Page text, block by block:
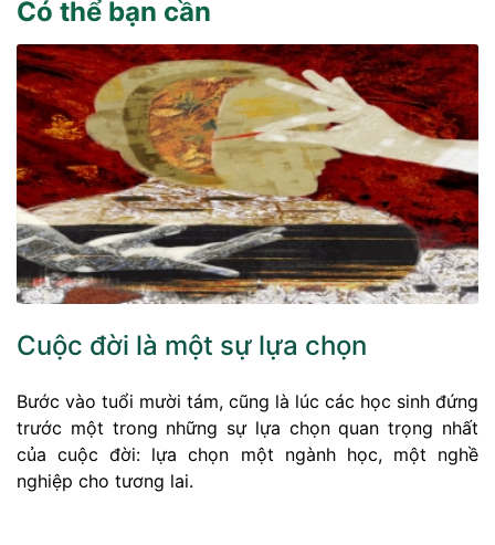
Có thể bạn cần
Cuộc đời là một sự lựa chọn
Bước vào tuổi mười tám, cũng là lúc các học sinh đứng
trước một trong những sự lựa chọn quan trọng nhất
của cuộc đời: lựa chọn một ngành học, một nghề
nghiệp cho tương lai.